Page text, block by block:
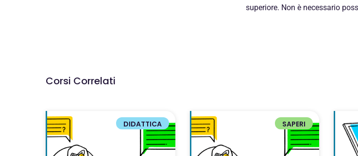
superiore. Non è necessario
Corsi Correlati
DIDATTICA SAPERI